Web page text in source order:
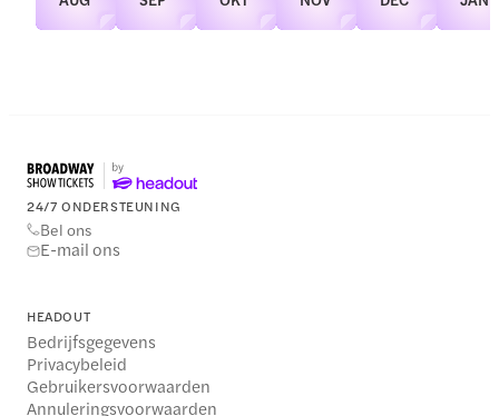
24/7 ONDERSTEUNING
Bel ons
E-mail ons
HEADOUT
Bedrijfsgegevens
Privacybeleid
Gebruikersvoorwaarden
Annuleringsvoorwaarden